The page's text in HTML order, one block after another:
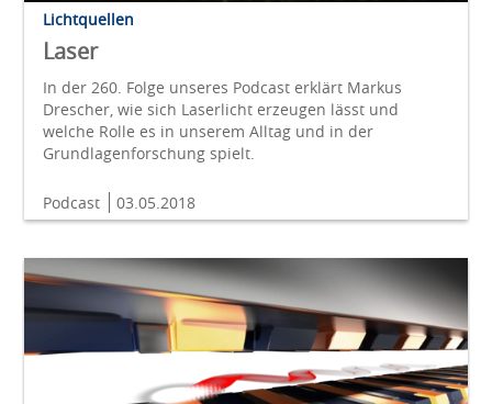
Lichtquellen
Laser
In der 260. Folge unseres Podcast erklärt Markus
Drescher, wie sich Laserlicht erzeugen lässt und
welche Rolle es in unserem Alltag und in der
Grundlagenforschung spielt.
Podcast 03.05.2018